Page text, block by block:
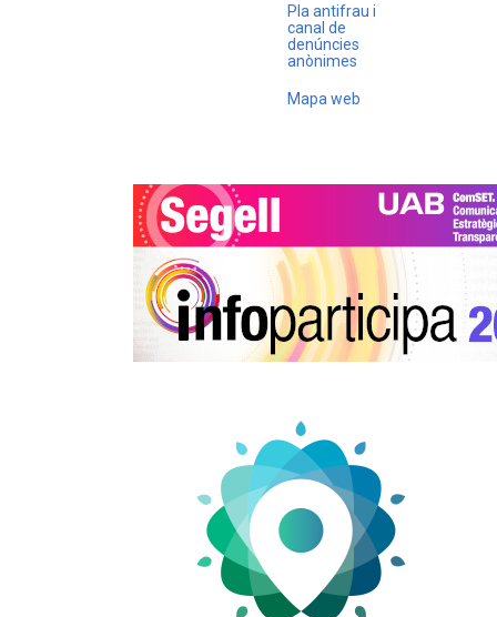
Pla antifrau i
canal de
denúncies
anònimes
Mapa web